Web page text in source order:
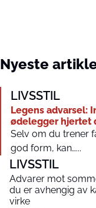
Nyeste
LIVSSTIL
Legens advarsel:
ødelegger hjertet
Selv om du trener
god form, kan…...
LIVSSTIL
Advarer mot
du er avhengig av
virke